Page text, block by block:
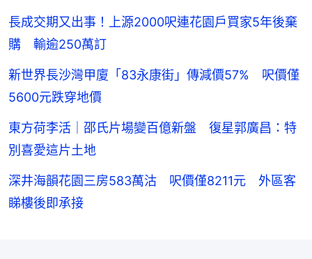
長成交期又出事！上源2000呎連花園戶買家5年後棄
購 輸逾250萬訂
新世界長沙灣甲廈「83永康街」傳減價57% 呎價僅
5600元跌穿地價
東方荷李活｜邵氏片場變百億新盤 復星郭廣昌：特
別喜愛這片土地
深井海韻花園三房583萬沽 呎價僅8211元 外區客
睇樓後即承接